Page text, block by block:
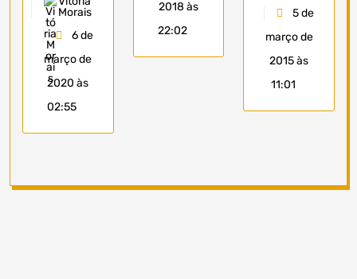
Morais
6 de
março de
2020 às
02:55
2018 às
22:02
5 de
março de
2015 às
11:01